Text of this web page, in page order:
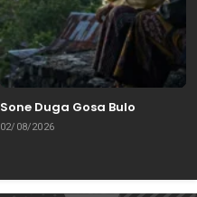
Sone Duga Gosa Bulo
02/08/2026